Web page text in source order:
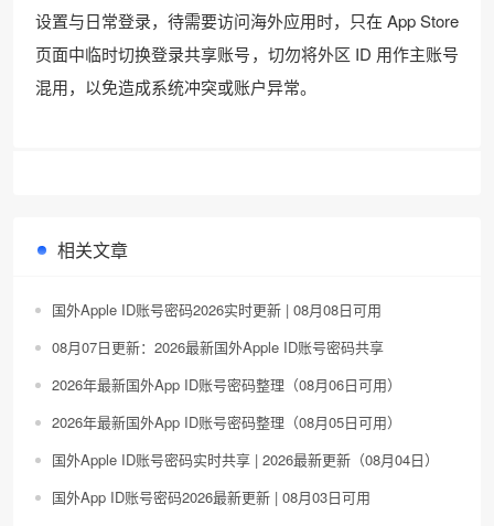
设置与日常登录，待需要访问海外应用时，只在 App Store
页面中临时切换登录共享账号，切勿将外区 ID 用作主账号
混用，以免造成系统冲突或账户异常。
相关文章
国外Apple ID账号密码2026实时更新 | 08月08日可用
08月07日更新：2026最新国外Apple ID账号密码共享
2026年最新国外App ID账号密码整理（08月06日可用）
2026年最新国外App ID账号密码整理（08月05日可用）
国外Apple ID账号密码实时共享 | 2026最新更新（08月04日）
国外App ID账号密码2026最新更新 | 08月03日可用